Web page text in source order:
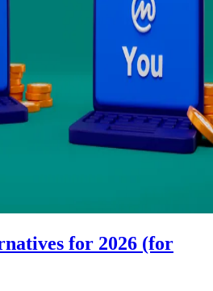
for 2026 (for